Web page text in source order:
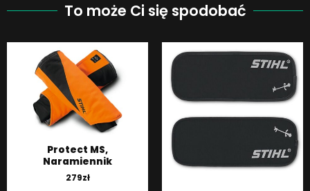
To może Ci się spodobać
Protect MS,
Naramiennik
279zł